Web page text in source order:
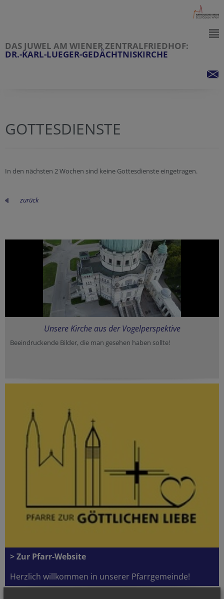
DAS JUWEL AM WIENER ZENTRALFRIEDHOF:
DR.-KARL-LUEGER-GEDÄCHTNISKIRCHE
GOTTESDIENSTE
In den nächsten 2 Wochen sind keine Gottesdienste eingetragen.
zurück
Unsere Kirche aus der Vogelperspektive
Beeindruckende Bilder, die man gesehen haben sollte!
> Zur Pfarr-Website
Herzlich willkommen in unserer Pfarrgemeinde!